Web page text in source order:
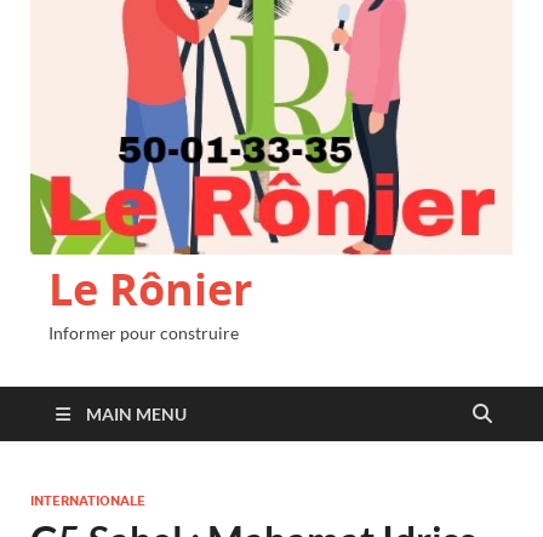
Le Rônier
Informer pour construire
MAIN MENU
INTERNATIONALE